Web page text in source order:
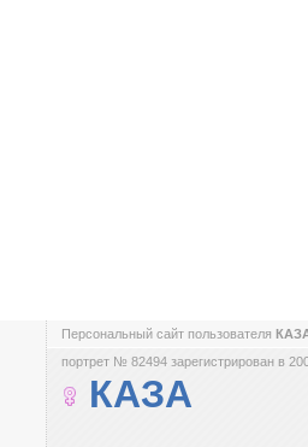
Персональный сайт пользователя
портрет № 82494 зарегистрирован в
КАЗА